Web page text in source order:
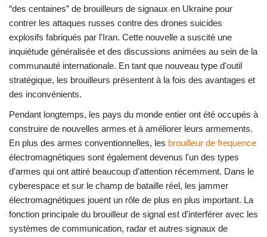
“des centaines” de brouilleurs de signaux en Ukraine pour
contrer les attaques russes contre des drones suicides
explosifs fabriqués par l'Iran. Cette nouvelle a suscité une
inquiétude généralisée et des discussions animées au sein de la
communauté internationale. En tant que nouveau type d'outil
stratégique, les brouilleurs présentent à la fois des avantages et
des inconvénients.
Pendant longtemps, les pays du monde entier ont été occupés à
construire de nouvelles armes et à améliorer leurs armements.
En plus des armes conventionnelles, les brouilleur de frequence
électromagnétiques sont également devenus l'un des types
d'armes qui ont attiré beaucoup d'attention récemment. Dans le
cyberespace et sur le champ de bataille réel, les jammer
électromagnétiques jouent un rôle de plus en plus important. La
fonction principale du brouilleur de signal est d'interférer avec les
systèmes de communication, radar et autres signaux de